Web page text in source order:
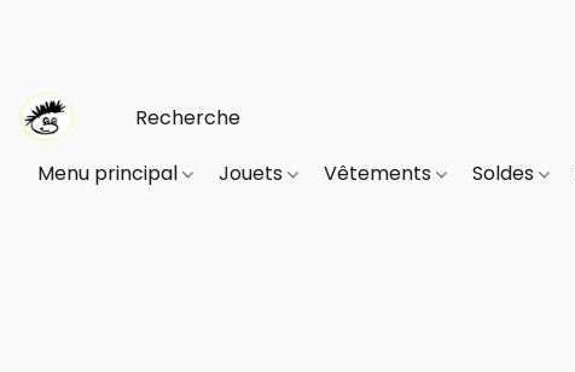
Menu principal Jouets Vêtements Soldes